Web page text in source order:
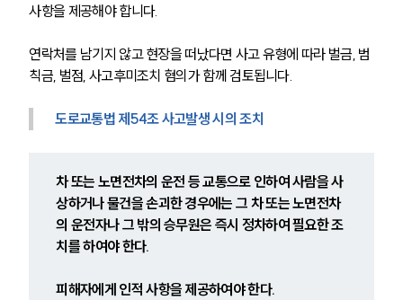
사항을 제공해야 합니다.
연락처를 남기지 않고 현장을 떠났다면 사고 유형에 따라 벌금, 범
칙금, 벌점, 사고후미조치 혐의가 함께 검토됩니다.
도로교통법 제54조 사고발생 시의 조치
차 또는 노면전차의 운전 등 교통으로 인하여 사람을 사
상하거나 물건을 손괴한 경우에는 그 차 또는 노면전차
의 운전자나 그 밖의 승무원은 즉시 정차하여 필요한 조
치를 하여야 한다.
피해자에게 인적 사항을 제공하여야 한다.